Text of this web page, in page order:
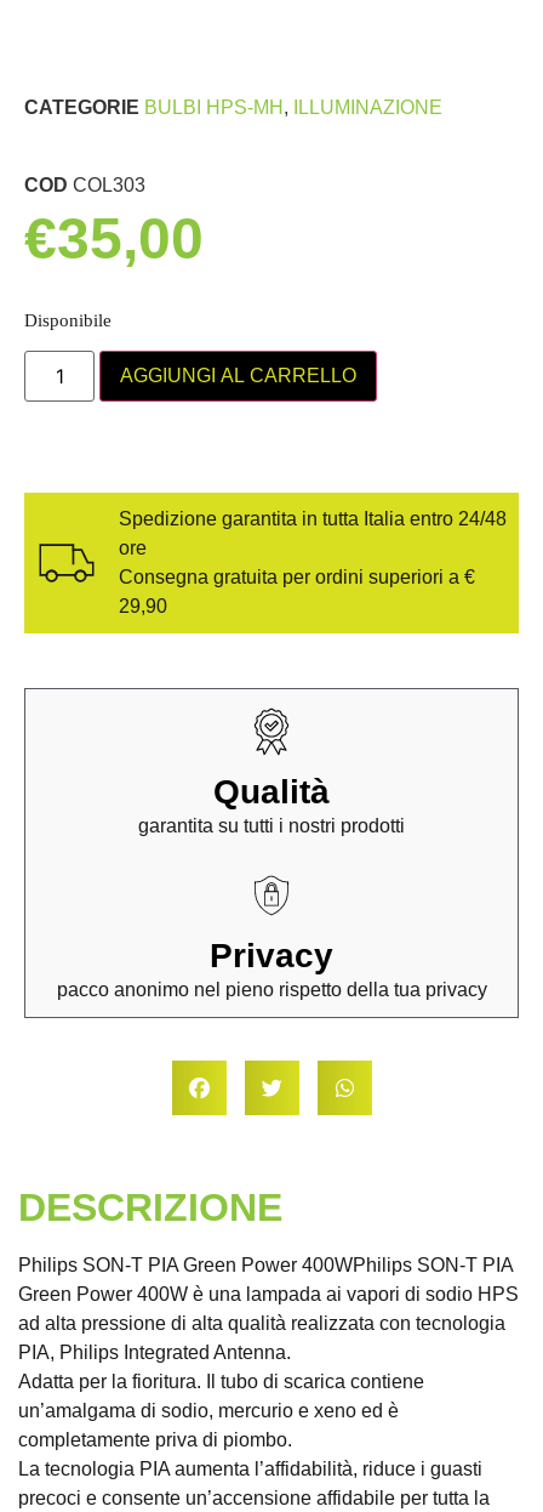
CATEGORIE BULBI HPS-MH , ILLUMINAZIONE
COD COL303
€35,00
Disponibile
AGGIUNGI AL CARRELLO
Spedizione garantita in tutta Italia entro 24/48
ore
Consegna gratuita per ordini superiori a €
29,90
Qualità
garantita su tutti i nostri prodotti
Privacy
pacco anonimo nel pieno rispetto della tua privacy
DESCRIZIONE
Philips SON-T PIA Green Power 400WPhilips SON-T PIA
Green Power 400W è una lampada ai vapori di sodio HPS
ad alta pressione di alta qualità realizzata con tecnologia
PIA, Philips Integrated Antenna.
Adatta per la fioritura. Il tubo di scarica contiene
un’amalgama di sodio, mercurio e xeno ed è
completamente priva di piombo.
La tecnologia PIA aumenta l’affidabilità, riduce i guasti
precoci e consente un’accensione affidabile per tutta la